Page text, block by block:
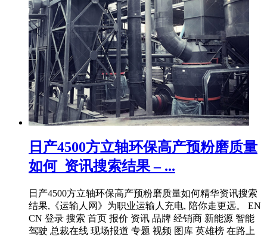
日产4500方立轴环保高产预粉磨质量
如何_资讯搜索结果 – ...
日产4500方立轴环保高产预粉磨质量如何精华资讯搜索
结果,《运输人网》为职业运输人充电, 陪你走更远。 EN
CN 登录 搜索 首页 报价 资讯 品牌 经销商 新能源 智能
驾驶 总裁在线 现场报道 专题 视频 图库 英雄榜 在路上